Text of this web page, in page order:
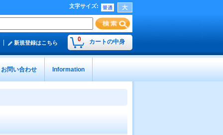
文字サイズ:
0 カートの中身
新規登録はこちら
お問い合わせ Information